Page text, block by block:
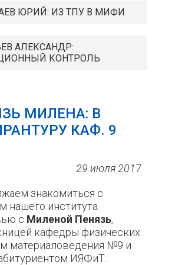
ЮРИЙ: ИЗ ТПУ В МИФИ
АЛЕКСАНДР:
КОНТРОЛЬ
МИЛЕНА: В
КАФ. 9
29 июля 2017
знакомиться с
нашего института.
c Миленой Пенязь,
кафедры физических
материаловедения №9 и
ИЯФиТ.